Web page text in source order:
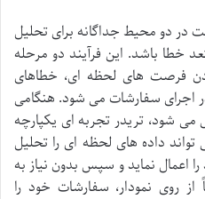
در دو محیط جداگانه برای تحلیل
خطا باشد. این فرآیند دو مرحله
فرصت های لحظه ای، خطاهای
اجرای سفارشات می شود. هنگامی
شود، تریدر تجربه ای یکپارچه
داده های لحظه ای را تحلیل
را اعمال نماید و سپس بدون نیاز به
روی نمودار، سفارشات خود را